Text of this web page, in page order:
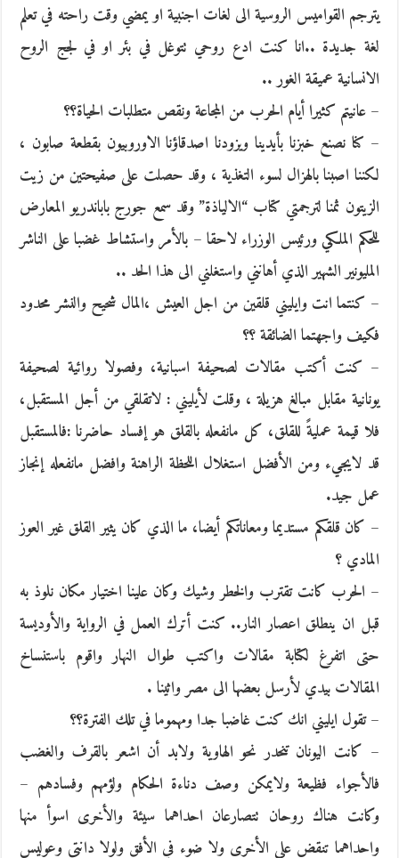
يترجم القواميس الروسية الى لغات اجنبية او يمضي وقت راحته في تعلم
لغة جديدة ..انا كنت ادع روحي تتوغل في بئر او في لجج الروح
الانسانية عميقة الغور ..
– عانيتم كثيرا أيام الحرب من المجاعة ونقص متطلبات الحياة؟؟
– كنا نصنع خبزنا بأيدينا ويزودنا اصدقاؤنا الاوروبيون بقطعة صابون ،
لكننا اصبنا بالهزال لسوء التغذية ، وقد حصلت على صفيحتين من زيت
الزيتون ثمنا لترجمتي كتاب “الالياذة” وقد سمع جورج باباندريو المعارض
للحكم الملكي ورئيس الوزراء لاحقا – بالأمر واستشاط غضبا على الناشر
المليونير الشهير الذي أهانني واستغلني الى هذا الحد ..
– كنتما انت وايليني قلقين من اجل العيش ،المال شحيح والنشر محدود
فكيف واجهتما الضائقة ؟؟
– كنت أكتب مقالات لصحيفة اسبانية، وفصولا روائية لصحيفة
يونانية مقابل مبالغ هزيلة ، وقلت لأيليني : لاتقلقي من أجل المستقبل،
فلا قيمة عمليةً للقلق، كل مانفعله بالقلق هو إفساد حاضرنا :فالمستقبل
قد لايجيء ومن الأفضل استغلال اللحظة الراهنة وافضل مانفعله إنجاز
عمل جيد.
– كان قلقكم مستديما ومعاناتكم أيضا، ما الذي كان يثير القلق غير العوز
المادي ؟
– الحرب كانت تقترب والخطر وشيك وكان علينا اختيار مكان نلوذ به
قبل ان ينطلق اعصار النار.. كنت أترك العمل في الرواية والأوديسة
حتى اتفرغ لكتابة مقالات واكتب طوال النهار واقوم باستنساخ
المقالات بيدي لأرسل بعضها الى مصر واثينا .
– تقول ايليني انك كنت غاضبا جدا ومهموما في تلك الفترة؟؟
– كانت اليونان تنحدر نحو الهاوية ولابد أن اشعر بالقرف والغضب
فالأجواء فظيعة ولايمكن وصف دناءة الحكام ولؤمهم وفسادهم –
وكانت هناك روحان تتصارعان احداهما سيئة والأخرى اسوأ منها
واحداهما تنقض على الأخرى ولا ضوء في الأفق ولولا دانتي وعوليس